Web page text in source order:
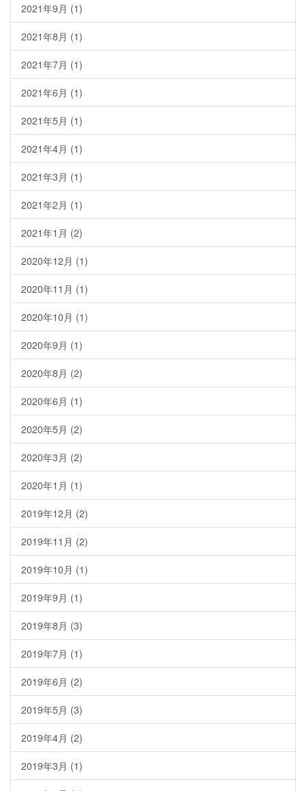
2021年9月 (1)
2021年8月 (1)
2021年7月 (1)
2021年6月 (1)
2021年5月 (1)
2021年4月 (1)
2021年3月 (1)
2021年2月 (1)
2021年1月 (2)
2020年12月 (1)
2020年11月 (1)
2020年10月 (1)
2020年9月 (1)
2020年8月 (2)
2020年6月 (1)
2020年5月 (2)
2020年3月 (2)
2020年1月 (1)
2019年12月 (2)
2019年11月 (2)
2019年10月 (1)
2019年9月 (1)
2019年8月 (3)
2019年7月 (1)
2019年6月 (2)
2019年5月 (3)
2019年4月 (2)
2019年3月 (1)